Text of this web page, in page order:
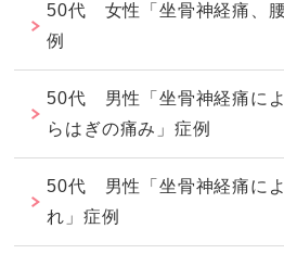
50代 女性「坐骨神経痛、
例
50代 男性「坐骨神経痛によ
らはぎの痛み」症例
50代 男性「坐骨神経痛に
れ」症例